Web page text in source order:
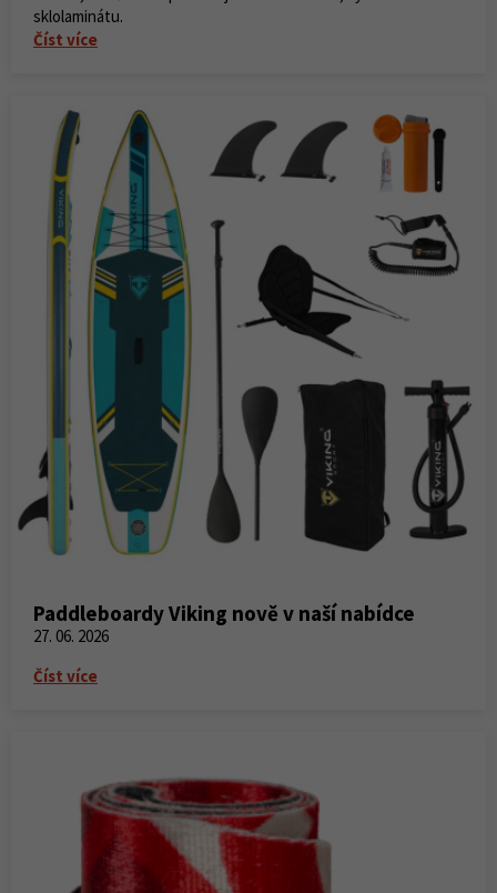
sklolaminátu.
Číst více
Paddleboardy Viking nově v naší nabídce
27. 06. 2026
Číst více